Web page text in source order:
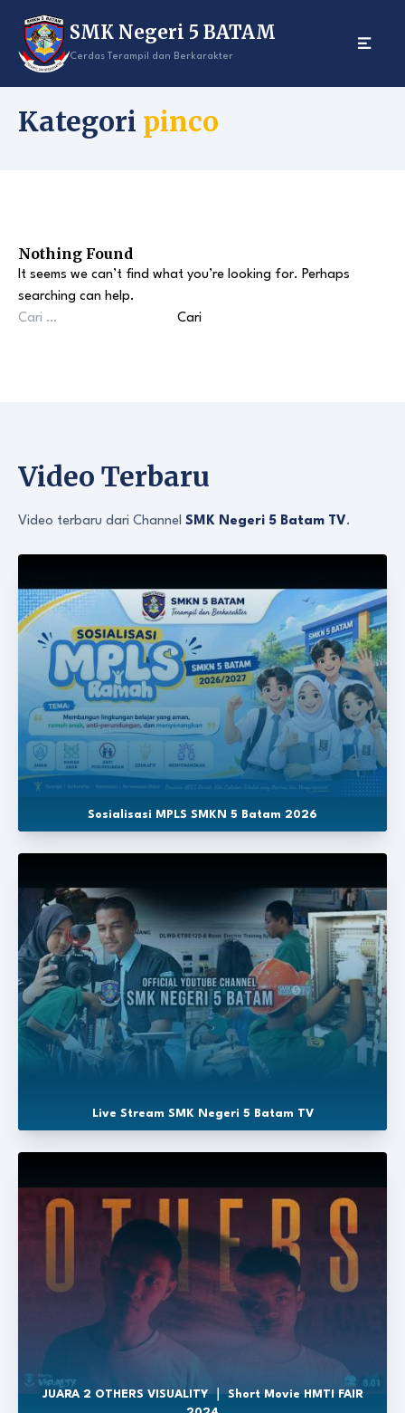
content
SMK Negeri 5 BATAM
Cerdas Terampil dan Berkarakter
Kategori pinco
Nothing Found
It seems we can’t find what you’re looking for. Perhaps
searching can help.
Cari
Video Terbaru
Video terbaru dari Channel SMK Negeri 5 Batam TV.
Sosialisasi MPLS SMKN 5 Batam 2026
Live Stream SMK Negeri 5 Batam TV
JUARA 2 OTHERS VISUALITY ｜ Short Movie HMTI FAIR